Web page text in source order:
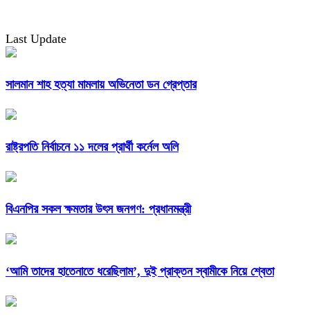
Last Update
সালমান শাহ হত্যা মামলায় অভিনেতা ডন গ্রেপ্তার
রাষ্ট্রপতি নির্বাচনে ১১ দলের প্রার্থী কর্নেল অলি
বিএনপির সকল ক্ষমতার উৎস জনগণ: প্রধানমন্ত্রী
‘আমি তাদের হাতেনাতে ধরেছিলাম’, দুই প্রাক্তন স্বামীকে নিয়ে শ্বেতা